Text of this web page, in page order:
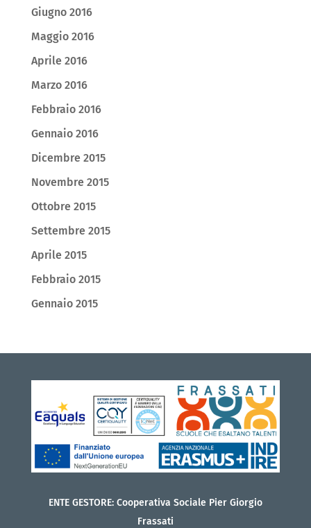
Giugno 2016
Maggio 2016
Aprile 2016
Marzo 2016
Febbraio 2016
Gennaio 2016
Dicembre 2015
Novembre 2015
Ottobre 2015
Settembre 2015
Aprile 2015
Febbraio 2015
Gennaio 2015
ENTE GESTORE: Cooperativa Sociale Pier Giorgio
Frassati